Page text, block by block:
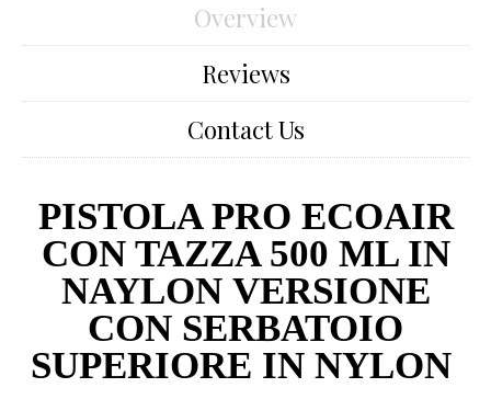
Overview
Reviews
Contact Us
PISTOLA PRO ECOAIR
CON TAZZA 500 ML IN
NAYLON VERSIONE
CON SERBATOIO
SUPERIORE IN NYLON